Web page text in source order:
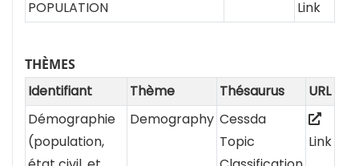
POPULATION
Link
THÈMES
Identifiant Thème Thésaurus
URL
Démographie
(population,
Demography Cessda
Topic
Link